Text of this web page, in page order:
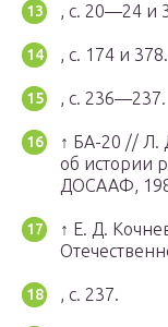
, с. 20—24 и
, с. 174 и 378.
, с. 236—237.
↑ БА-20 // Л.
об истории
ДОСААФ,
↑ Е. Д.
, с. 237.